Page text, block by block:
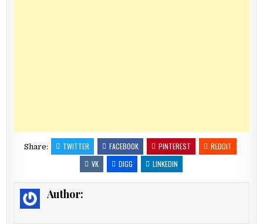
Share: TWITTER FACEBOOK PINTEREST
REDDIT
VK
DIGG LINKEDIN
Author: